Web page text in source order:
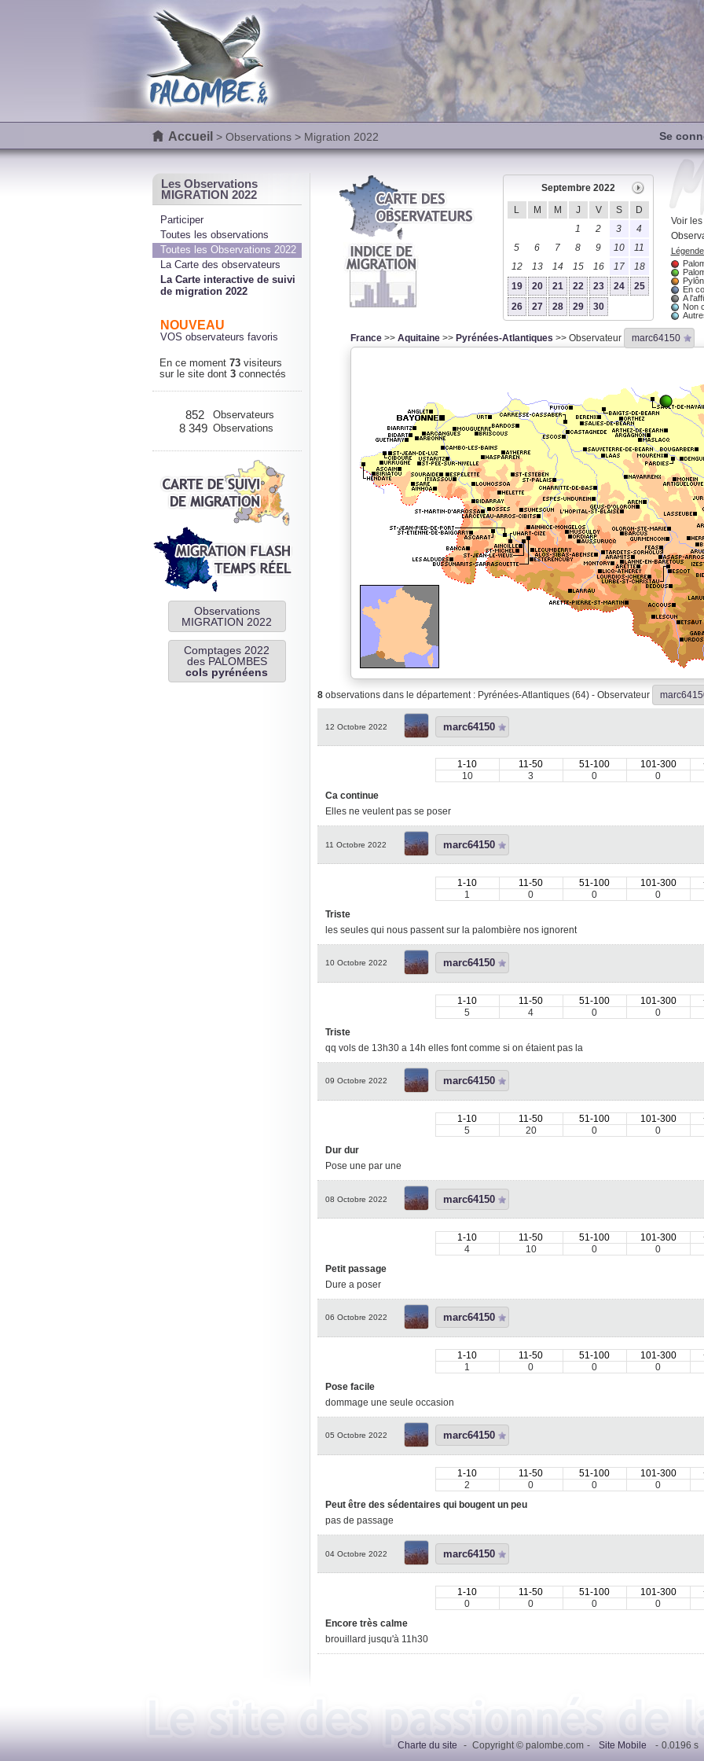
Accueil > Observations> Migration 2022 Se
Les Observations
MIGRATION 2022
Participer
Toutes les observations
Toutes les Observations 2022
La Carte des observateurs
La Carte interactive de suivi
de migration 2022
NOUVEAU
VOS observateurs favoris
En ce moment 73visiteurs
sur le site dont 3connectés
852 Observateurs
8 349 Observations
Observations
MIGRATION 2022
Comptages 2022
des PALOMBES
cols pyrénéens
Septembre 2022
L
M M J V S
D
1
2 3
4
5
6 7 8 9 10
11
12
13 14 15 16 17
18
19
20 21 22 23 24
25
26
27 28 29 30
Voir
En
A
Non
France >> Aquitaine >> Pyrénées-Atlantiques >> Observateur marc64150
8observations dans le département : Pyrénées-Atlantiques (64) - Observateur
12 Octobre 2022 marc64150
1-10 11-50 51-100 101-300
10
3 0
0
Ca continue
Elles ne veulent pas se poser
11 Octobre 2022 marc64150
1-10 11-50 51-100 101-300
1
0 0
0
Triste
les seules qui nous passent sur la palombière nos ignorent
10 Octobre 2022 marc64150
1-10 11-50 51-100 101-300
5
4 0
0
Triste
qq vols de 13h30 a 14h elles font comme si on étaient pas la
09 Octobre 2022 marc64150
1-10 11-50 51-100 101-300
5
20 0
0
Dur dur
Pose une par une
08 Octobre 2022 marc64150
1-10 11-50 51-100 101-300
4
10 0
0
Petit passage
Dure a poser
06 Octobre 2022 marc64150
1-10 11-50 51-100 101-300
1
0 0
0
Pose facile
dommage une seule occasion
05 Octobre 2022 marc64150
1-10 11-50 51-100 101-300
2
0 0
0
Peut être des sédentaires qui bougent un peu
pas de passage
04 Octobre 2022 marc64150
1-10 11-50 51-100 101-300
0
0 0
0
Encore très calme
brouillard jusqu'à 11h30
Charte du site - Copyright © palombe.com - Site Mobile - 0.0196 s